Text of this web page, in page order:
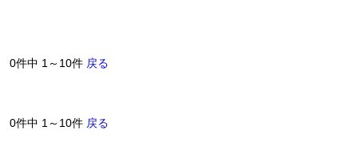
0件中 1～10件 戻る
0件中 1～10件 戻る